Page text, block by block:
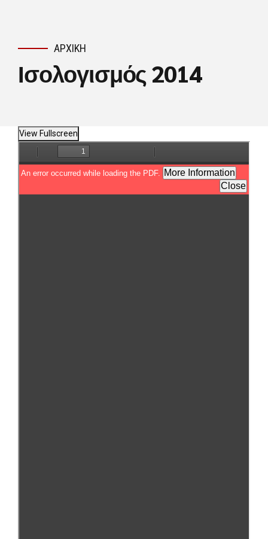
ΑΡΧΙΚΉ
Ισολογισμός 2014
View Fullscreen